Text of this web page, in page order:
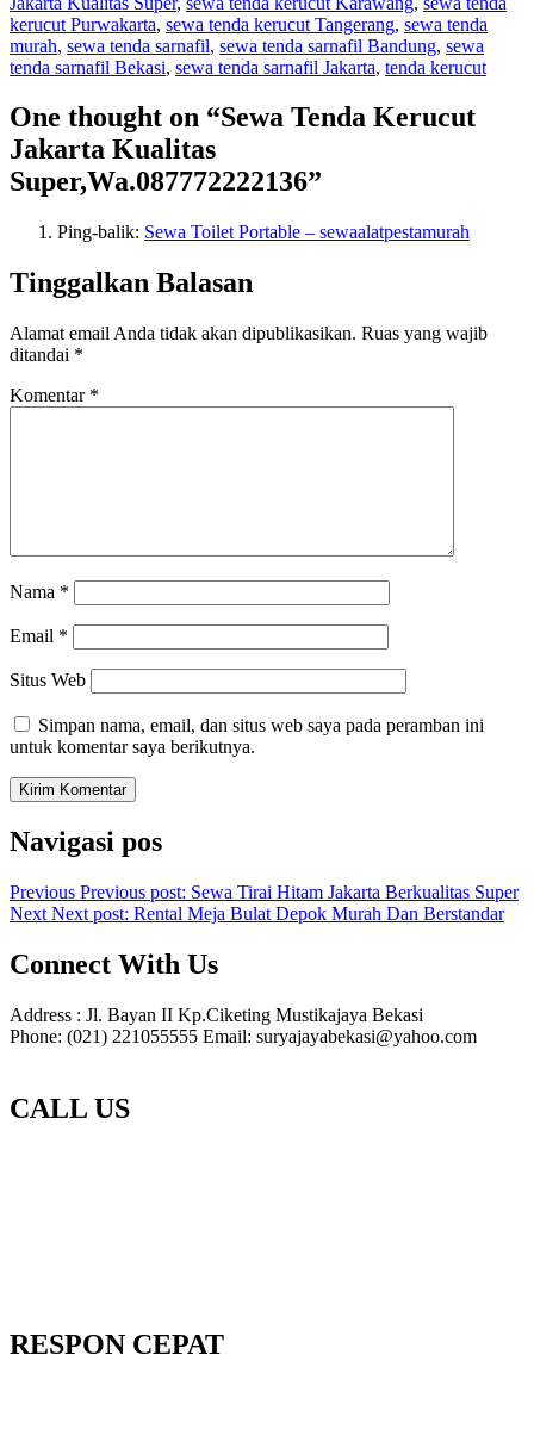
kerucut Purwakarta, sewa tenda kerucut Tangerang, sewa tenda
murah, sewa tenda sarnafil, sewa tenda sarnafil Bandung, sewa
tenda sarnafil Bekasi, sewa tenda sarnafil Jakarta, tenda kerucut
One thought on “Sewa Tenda Kerucut
Jakarta Kualitas
Super,Wa.087772222136”
Ping-balik: Sewa Toilet Portable – sewaalatpestamurah
Tinggalkan Balasan
Alamat email Anda tidak akan dipublikasikan. Ruas yang wajib
ditandai *
Komentar *
Nama *
Email *
Situs Web
Simpan nama, email, dan situs web saya pada peramban ini
untuk komentar saya berikutnya.
Navigasi pos
Previous Previous post: Sewa Tirai Hitam Jakarta Berkualitas Super
Next Next post: Rental Meja Bulat Depok Murah Dan Berstandar
Connect With Us
Address : Jl. Bayan II Kp.Ciketing Mustikajaya Bekasi
Phone: (021) 221055555 Email: suryajayabekasi@yahoo.com
CALL US
RESPON CEPAT